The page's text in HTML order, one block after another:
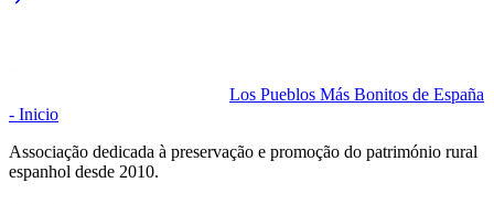
Los Pueblos Más Bonitos de España
- Inicio
Associação dedicada à preservação e promoção do património rural
espanhol desde 2010.